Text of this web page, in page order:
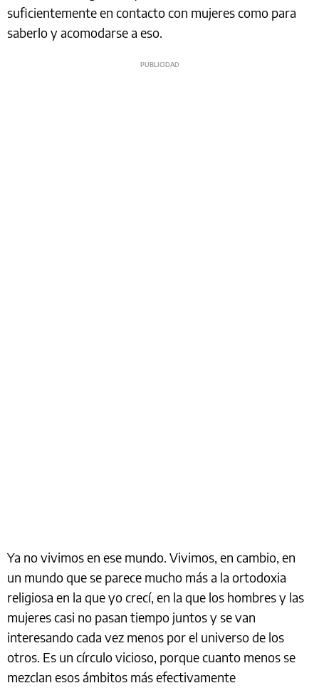
suficientemente en contacto con mujeres como para
saberlo y acomodarse a eso.
Ya no vivimos en ese mundo. Vivimos, en cambio, en
un mundo que se parece mucho más a la ortodoxia
religiosa en la que yo crecí, en la que los hombres y las
mujeres casi no pasan tiempo juntos y se van
interesando cada vez menos por el universo de los
otros. Es un círculo vicioso, porque cuanto menos se
mezclan esos ámbitos más efectivamente